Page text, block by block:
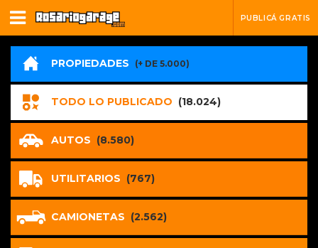
PUBLICÁ GRATIS
PROPIEDADES (+ DE 5.000)
TODO LO PUBLICADO (18.024)
AUTOS (8.580)
UTILITARIOS (767)
CAMIONETAS (2.562)